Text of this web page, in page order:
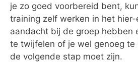
je zo goed voorbereid bent,
training zelf werken in het
aandacht bij de groep hebben
te twijfelen of je wel genoeg
de volgende stap moet zijn.